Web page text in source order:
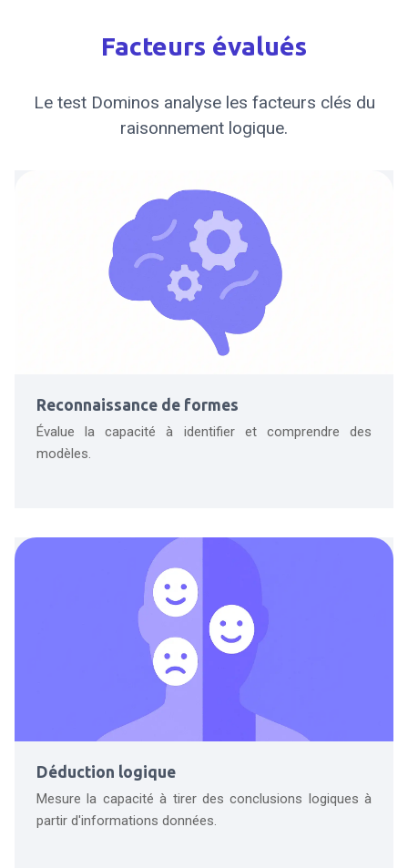
Facteurs évalués
Le test Dominos analyse les facteurs clés du
raisonnement logique.
Reconnaissance de formes
Évalue la capacité à identifier et comprendre des
modèles.
Déduction logique
Mesure la capacité à tirer des conclusions logiques à
partir d'informations données.